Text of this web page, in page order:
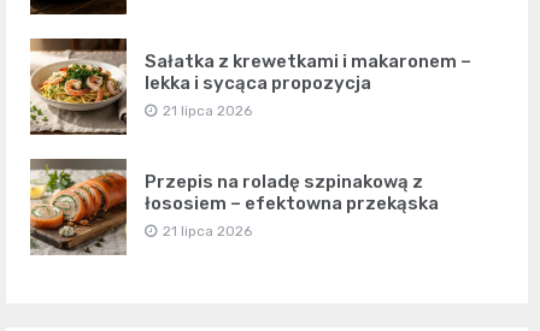
Sałatka z krewetkami i makaronem –
lekka i sycąca propozycja
21 lipca 2026
Przepis na roladę szpinakową z
łososiem – efektowna przekąska
21 lipca 2026